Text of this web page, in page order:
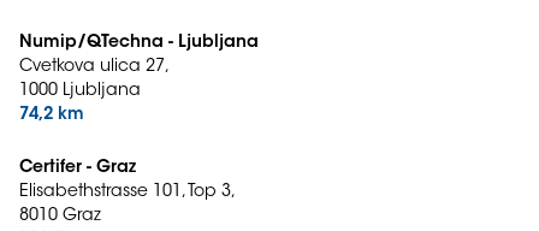
Numip/QTechna - Ljubljana
Cvetkova ulica 27,
1000 Ljubljana
74,2 km
Certifer - Graz
Elisabethstrasse 101, Top 3,
8010 Graz